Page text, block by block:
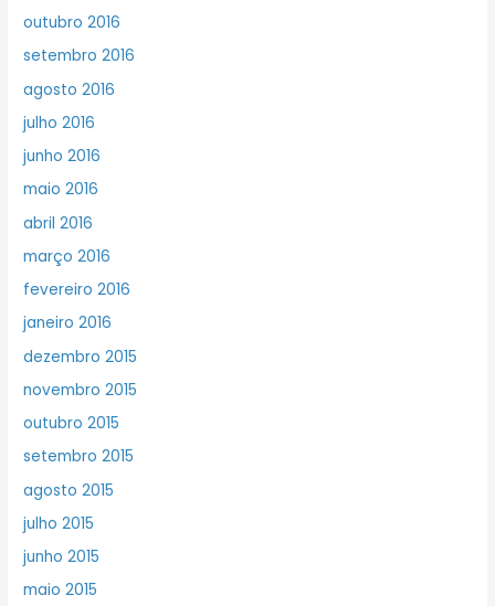
outubro 2016
setembro 2016
agosto 2016
julho 2016
junho 2016
maio 2016
abril 2016
março 2016
fevereiro 2016
janeiro 2016
dezembro 2015
novembro 2015
outubro 2015
setembro 2015
agosto 2015
julho 2015
junho 2015
maio 2015